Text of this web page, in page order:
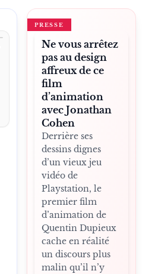
PRESSE
Ne vous arrêtez
pas au design
affreux de ce
film
d’animation
avec Jonathan
Cohen
Derrière ses
dessins dignes
d’un vieux jeu
vidéo de
Playstation, le
premier film
d’animation de
Quentin Dupieux
cache en réalité
un discours plus
malin qu’il n’y